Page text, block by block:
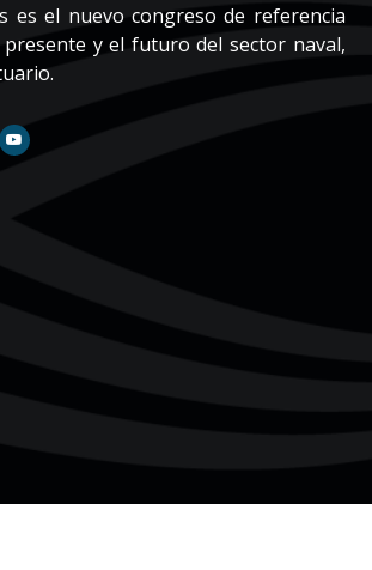
es el nuevo congreso de referencia
y el futuro del sector naval,